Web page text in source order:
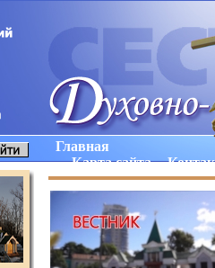
Главная
Карта сайта